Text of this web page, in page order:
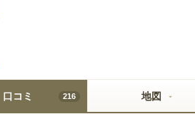
口コミ 216 地図